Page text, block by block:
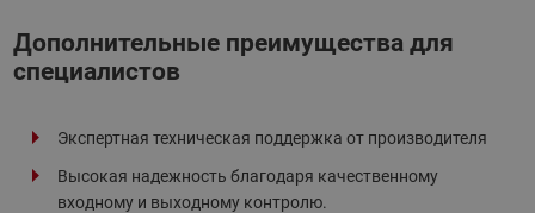
Дополнительные преимущества для
специалистов
Экспертная техническая поддержка от производителя
Высокая надежность благодаря качественному
входному и выходному контролю.